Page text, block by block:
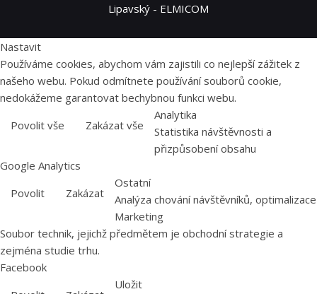
Lipavský - ELMICOM
Nastavit
Používáme cookies, abychom vám zajistili co nejlepší zážitek z
našeho webu. Pokud odmítnete používání souborů cookie,
nedokážeme garantovat bechybnou funkci webu.
Povolit vše
Zakázat vše
Analytika
Statistika návštěvnosti a
přizpůsobení obsahu
Google Analytics
Povolit
Zakázat
Ostatní
Analýza chování návštěvníků, optimalizace
Marketing
Soubor technik, jejichž předmětem je obchodní strategie a
zejména studie trhu.
Facebook
Uložit